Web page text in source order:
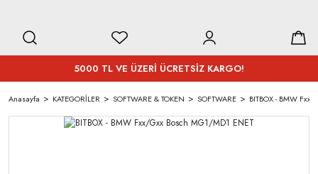
5000 TL VE ÜZERİ ÜCRETSİZ KARGO!
Anasayfa KATEGORİLER SOFTWARE & TOKEN SOFTWARE BITBOX - BMW